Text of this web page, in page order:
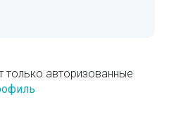
только авторизованные